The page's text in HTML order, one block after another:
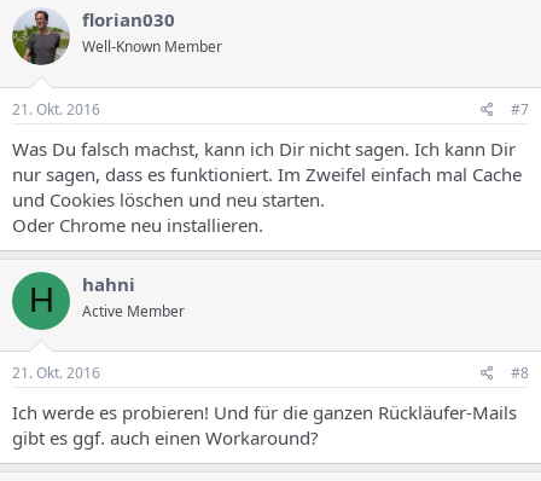
florian030
Well-Known Member
21. Okt. 2016 #7
Was Du falsch machst, kann ich Dir nicht sagen. Ich kann Dir
nur sagen, dass es funktioniert. Im Zweifel einfach mal Cache
und Cookies löschen und neu starten.
Oder Chrome neu installieren.
H hahni
Active Member
21. Okt. 2016 #8
Ich werde es probieren! Und für die ganzen Rückläufer-Mails
gibt es ggf. auch einen Workaround?